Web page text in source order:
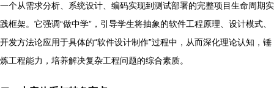
一个从需求分析、系统设计、编码实现到测试部署的完整项目生命周期实
践框架。它强调“做中学”，引导学生将抽象的软件工程原理、设计模式、
开发方法论应用于具体的“软件设计制作”过程中，从而深化理论认知，锤
炼工程能力，培养解决复杂工程问题的综合素质。